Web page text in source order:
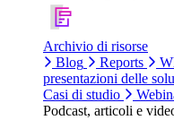
Archivio di risorse
Blog
Reports
presentazioni delle
Casi di studio
Podcast, articoli e